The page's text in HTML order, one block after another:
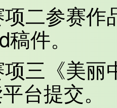
二参赛作
件。
三《美丽
台提交。